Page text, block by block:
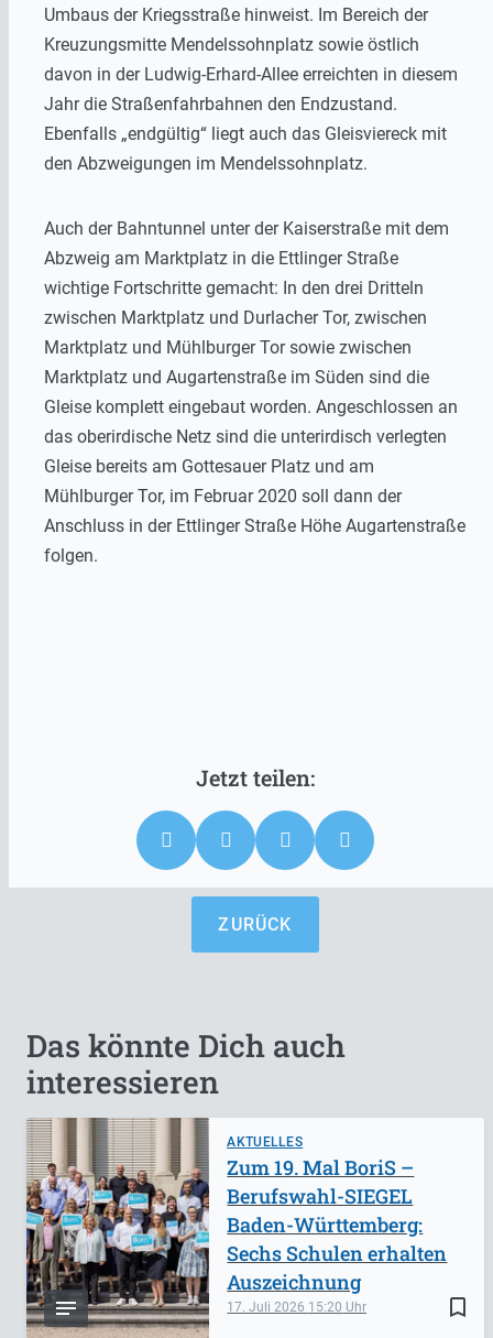
Umbaus der Kriegsstraße hinweist. Im Bereich der
Kreuzungsmitte Mendelssohnplatz sowie östlich
davon in der Ludwig-Erhard-Allee erreichten in diesem
Jahr die Straßenfahrbahnen den Endzustand.
Ebenfalls „endgültig“ liegt auch das Gleisviereck mit
den Abzweigungen im Mendelssohnplatz.
Auch der Bahntunnel unter der Kaiserstraße mit dem
Abzweig am Marktplatz in die Ettlinger Straße
wichtige Fortschritte gemacht: In den drei Dritteln
zwischen Marktplatz und Durlacher Tor, zwischen
Marktplatz und Mühlburger Tor sowie zwischen
Marktplatz und Augartenstraße im Süden sind die
Gleise komplett eingebaut worden. Angeschlossen an
das oberirdische Netz sind die unterirdisch verlegten
Gleise bereits am Gottesauer Platz und am
Mühlburger Tor, im Februar 2020 soll dann der
Anschluss in der Ettlinger Straße Höhe Augartenstraße
folgen.
ZURÜCK
Das könnte Dich auch
interessieren
AKTUELLES
bookmark_border
17. Juli 2026 15:20
Zum 19. Mal BoriS –
Berufswahl-SIEGEL
Baden-Württemberg:
Sechs Schulen erhalten
Auszeichnung